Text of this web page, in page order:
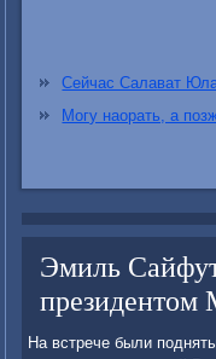
Сейчас Салават
Могу наорать, а
Эмиль
На встрече были